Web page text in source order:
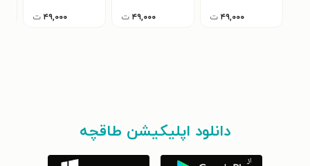
۴۹,۰۰۰ ت ۴۹,۰۰۰ ت ۴۹,۰۰۰ ت
دانلود اپلیکیشن طاقچه